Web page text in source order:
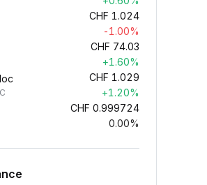
CHF 1.024
-1.00%
CHF 74.03
+1.60%
CHF 1.029
+1.20%
CHF 0.999724
0.00%